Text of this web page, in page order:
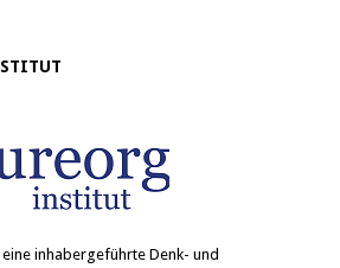
eine inhabergeführte Denk- und